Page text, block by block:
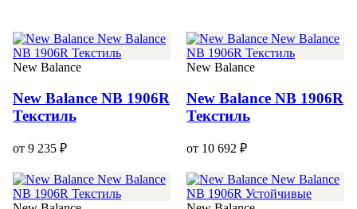
New Balance
New Balance NB 1906R
Текстиль
от 9 235 ₽
New Balance
New Balance NB 1906R
Текстиль
от 10 692 ₽